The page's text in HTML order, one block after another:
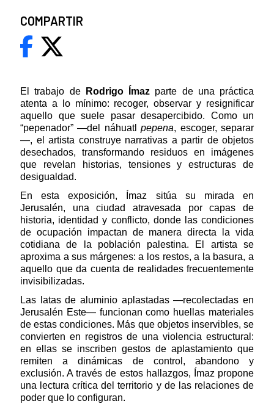
El trabajo de Rodrigo Ímaz parte de una práctica
atenta a lo mínimo: recoger, observar y resignificar
aquello que suele pasar desapercibido. Como un
“pepenador” —del náhuatlpepena, escoger, separar
—, el artista construye narrativas a partir de objetos
desechados, transformando residuos en imágenes
que revelan historias, tensiones y estructuras de
desigualdad.
En esta exposición, Ímaz sitúa su mirada en
Jerusalén, una ciudad atravesada por capas de
historia, identidad y conflicto, donde las condiciones
de ocupación impactan de manera directa la vida
cotidiana de la población palestina. El artista se
aproxima a sus márgenes: a los restos, a la basura, a
aquello que da cuenta de realidades frecuentemente
invisibilizadas.
Las latas de aluminio aplastadas —recolectadas en
Jerusalén Este— funcionan como huellas materiales
de estas condiciones. Más que objetos inservibles, se
convierten en registros de una violencia estructural:
en ellas se inscriben gestos de aplastamiento que
remiten a dinámicas de control, abandono y
exclusión. A través de estos hallazgos, Ímaz propone
una lectura crítica del territorio y de las relaciones de
poder que lo configuran.
COMPARTIR